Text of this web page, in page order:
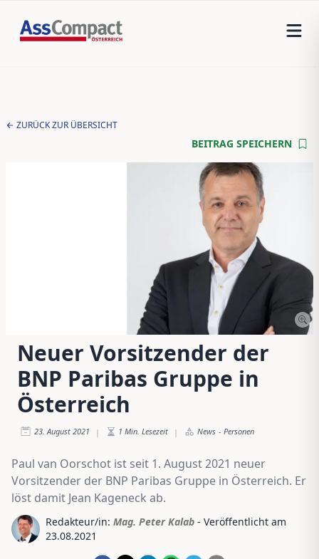
ZURÜCK ZUR ÜBERSICHT
BEITRAG SPEICHERN
Neuer Vorsitzender der
BNP Paribas Gruppe in
Österreich
23. August 2021 | 1 Min. Lesezeit | News - Personen
Paul van Oorschot ist seit 1. August 2021 neuer
Vorsitzender der BNP Paribas Gruppe in Österreich. Er
löst damit Jean Kageneck ab.
Redakteur/in: Mag. Peter Kalab - Veröffentlicht am
23.08.2021